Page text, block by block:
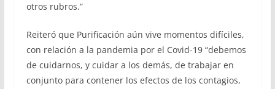
otros rubros.”
Reiteró que Purificación aún vive momentos difíciles,
con relación a la pandemia por el Covid-19 “debemos
de cuidarnos, y cuidar a los demás, de trabajar en
conjunto para contener los efectos de los contagios,